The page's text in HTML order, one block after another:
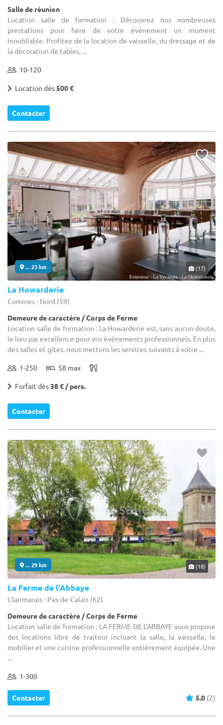
Salle de réunion
Location salle de formation : Découvrez nos nombreuses
prestations pour faire de votre événement un moment
inoubliable. Profitez de la location de vaisselle, du dressage et de
la décoration de tables, ...
10-120
Location dès500 €
Contacter
... 23 km (17)
La Howarderie
Comines - Nord (59)
Demeure de caractère / Corps de Ferme
Location salle de formation : La Howarderie est, sans aucun doute,
le lieu par excellence pour vos événements professionnels. En plus
des salles et gîtes, nous mettons les services suivants à votre ...
1-250 58 max
Forfait dès38 € / pers.
Contacter
... 29 km (18)
La Ferme de l'Abbaye
Clairmarais - Pas-de-Calais (62)
Demeure de caractère / Corps de Ferme
Location salle de formation : LA FERME DE L'ABBAYE vous propose
des locations libre de traiteur incluant la salle, la vaisselle, le
mobilier et une cuisine professionnelle entièrement équipée. Une
...
1-300
Contacter 5.0 (2)